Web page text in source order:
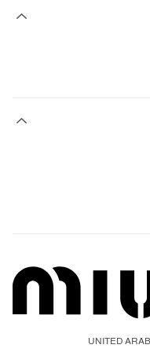
UNITED